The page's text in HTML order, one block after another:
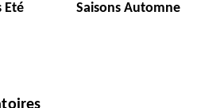
Eté Saisons Automne